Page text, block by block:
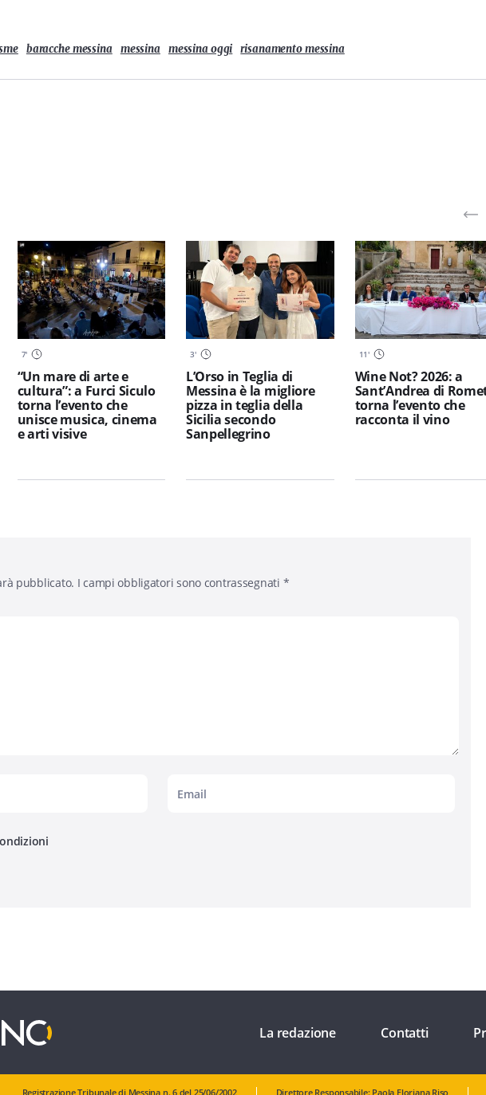
baracche messina messina messina oggi risanamento messina
7'
“Un mare di arte e
cultura”: a Furci Siculo
torna l’evento che
unisce musica, cinema
e arti visive
3'
L’Orso in Teglia di
Messina è la migliore
pizza in teglia della
Sicilia secondo
Sanpellegrino
11'
Wine Not? 2026: a
Sant’Andrea di
torna l’evento che
racconta il vino
pubblicato. I campi obbligatori sono contrassegnati *
La redazione Contatti
Registrazione Tribunale di Messina n. 6 del 25/06/2002 Direttore Responsabile: Paola Floriana Riso